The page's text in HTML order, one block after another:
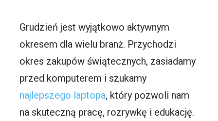
Grudzień jest wyjątkowo aktywnym
okresem dla wielu branż. Przychodzi
okres zakupów świątecznych, zasiadamy
przed komputerem i szukamy
najlepszego laptopa, który pozwoli nam
na skuteczną pracę, rozrywkę i edukację.